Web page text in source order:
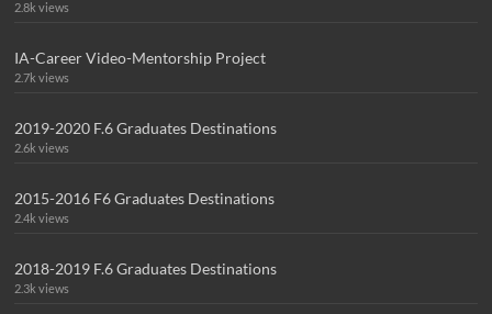
2.8k views
IA-Career Video-Mentorship Project
2.7k views
2019-2020 F.6 Graduates Destinations
2.6k views
2015-2016 F6 Graduates Destinations
2.4k views
2018-2019 F.6 Graduates Destinations
2.3k views